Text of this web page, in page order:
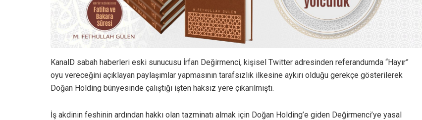
KanalD sabah haberleri eski sunucusu İrfan Değirmenci, kişisel Twitter adresinden referandumda “Hayır”
oyu vereceğini açıklayan paylaşımlar yapmasının tarafsızlık ilkesine aykırı olduğu gerekçe gösterilerek
Doğan Holding bünyesinde çalıştığı işten haksız yere çıkarılmıştı.
İş akdinin feshinin ardından hakkı olan tazminatı almak için Doğan Holding’e giden Değirmenci’ye yasal